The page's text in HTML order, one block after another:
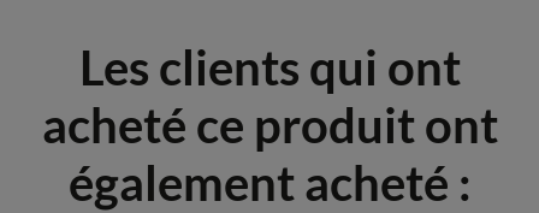
Les clients qui ont
acheté ce produit ont
également acheté :